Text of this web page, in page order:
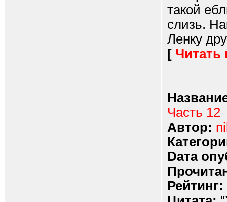
такой
слизь.
Ленку
[ Читать
Часть 12
Автор:
Dата
Рейтинг: